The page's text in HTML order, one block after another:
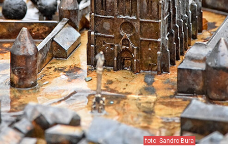
foto: Sandro Bura